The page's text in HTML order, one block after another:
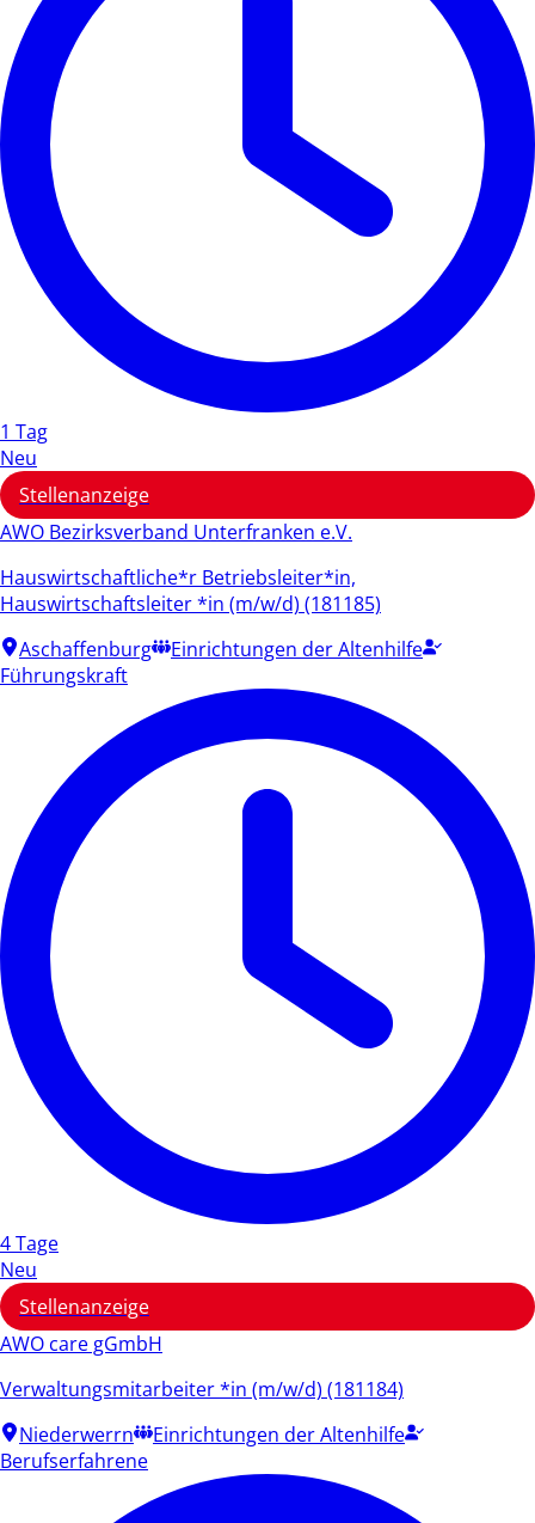
1 Tag
Neu
Stellenanzeige
AWO Bezirksverband Unterfranken e.V.
Hauswirtschaftliche*r Betriebsleiter*in,
Hauswirtschaftsleiter *in (m/w/d) (181185)
Aschaffenburg
Einrichtungen der Altenhilfe
Führungskraft
4 Tage
Neu
Stellenanzeige
AWO care gGmbH
Verwaltungsmitarbeiter *in (m/w/d) (181184)
Niederwerrn
Einrichtungen der Altenhilfe
Berufserfahrene